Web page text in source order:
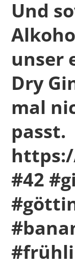
Und
unser
Dry
mal
passt.
#42